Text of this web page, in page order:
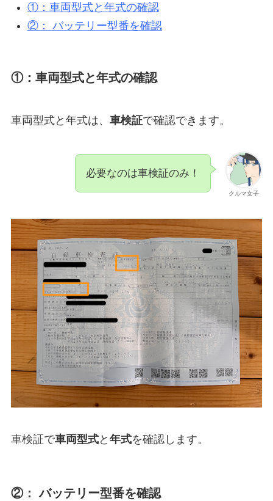
①：車両型式と年式の確認
②： バッテリー型番を確認
①：車両型式と年式の確認
車両型式と年式は、 車検証で確認できます。
クルマ女子
必要なのは車検証のみ！
車検証で車両型式と 年式を確認します。
②： バッテリー型番を確認